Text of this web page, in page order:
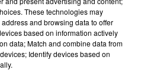
RADIO CONTACT
These technologies may
and browsing data to offer
based on information actively
data; Match and combine data from
Identify devices based on